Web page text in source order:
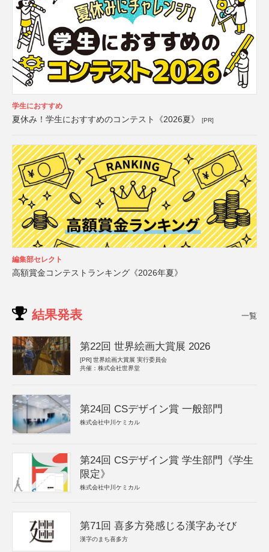
学生におすすめ
夏休み！学生におすすめのコンテスト《2026夏》 [PR]
編集部セレクト
高額賞金コンテストランキング《2026年夏》
結果発表 一覧
第22回 世界絵画大賞展 2026
[PR] 世界絵画大賞展 実行委員会
共催：株式会社世界堂
第24回 CSデザイン賞 一般部門
株式会社中川ケミカル
第24回 CSデザイン賞 学生部門《学生
限定》
株式会社中川ケミカル
第71回 喜多方発感じる漢字あそび
漢字のまち喜多方